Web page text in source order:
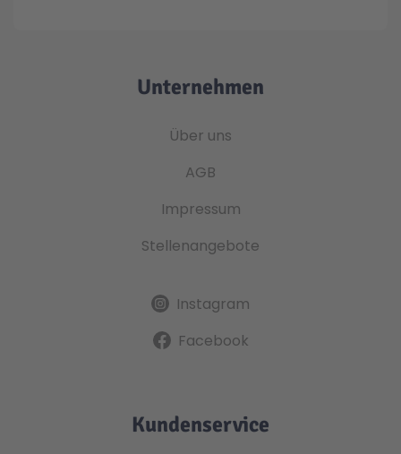
Unternehmen
Über uns
AGB
Impressum
Stellenangebote
Instagram
Facebook
Kundenservice